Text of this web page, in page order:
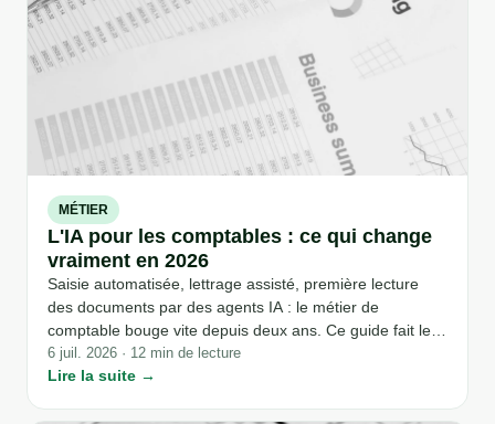
MÉTIER
L'IA pour les comptables : ce qui change
vraiment en 2026
Saisie automatisée, lettrage assisté, première lecture
des documents par des agents IA : le métier de
comptable bouge vite depuis deux ans. Ce guide fait le
point sur ce que l'IA change réellement au quotidien, ce
qu'elle ne remplace pas, et comment un comptable peut
6 juil. 2026 · 12 min de lecture
Lire la suite →